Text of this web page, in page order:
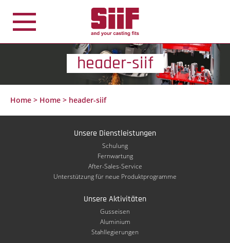
header-siif
Home > Home > header-siif
Unsere Dienstleistungen
Schulung
Fernwartung
After-Sales-Service
Unterstützung für neue Produktprogramme
Unsere Aktivitäten
Gusseisen
Aluminium
Stahllegierungen